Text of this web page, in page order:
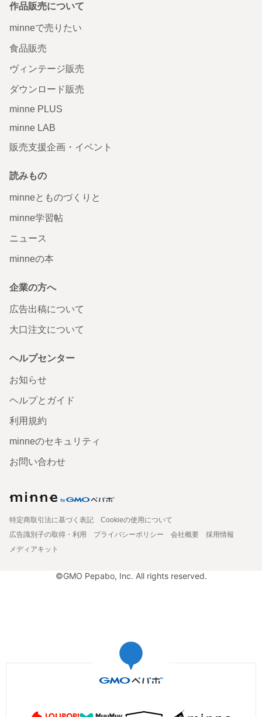
作品販売について
minneで売りたい
食品販売
ヴィンテージ販売
ダウンロード販売
minne PLUS
minne LAB
販売支援企画・イベント
読みもの
minneとものづくりと
minne学習帖
ニュース
minneの本
企業の方へ
広告出稿について
大口注文について
ヘルプセンター
お知らせ
ヘルプとガイド
利用規約
minneのセキュリティ
お問い合わせ
特定商取引法に基づく表記
Cookieの使用について
広告識別子の取得・利用
プライバシーポリシー 会社概要
採用情報
メディアキット
©GMO Pepabo, Inc. All rights reserved.